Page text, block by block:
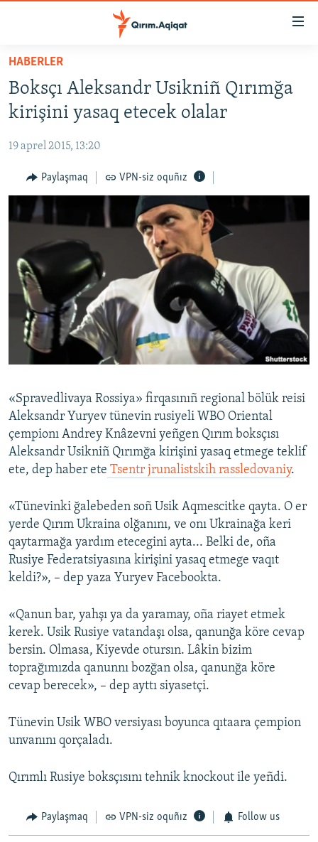
Esas
qaytmaq
Baş
navigatsiyağa
qaytmaq
qaytmaq
HABERLER
SİYASET
İQTİSADİYAT
CEMİYET
MEDENİYET
İNSAN AQLARI
VİDEO
SÜRET
BLOGLAR
FİKİR
Русский
Українською
QOŞULIÑIZ!
RFE/RS bütün saytları
HABERLER
Boksçı Aleksandr Usikniñ Qırımğa
kirişini yasaq etecek olalar
19 aprel 2015, 13:20
Paylaşmaq VPN-siz oquñız
«Spravedlivaya Rossiya» firqasınıñ regional bölük reisi
Aleksandr Yuryev tünevin rusiyeli WBO Oriental
çempionı Andrey Knâzevni yeñgen Qırım boksçısı
Aleksandr Usikniñ Qırımğa kirişini yasaq etmege teklif
ete, dep haber ete Tsentr jrunalistskih rassledovaniy.
«Tünevinki ğalebeden soñ Usik Aqmescitke qayta. O er
yerde Qırım Ukraina olğanını, ve onı Ukrainağa keri
qaytarmağa yardım etecegini ayta... Belki de, oña
Rusiye Federatsiyasına kirişini yasaq etmege vaqıt
keldi?», – dep yaza Yuryev Facebookta.
«Qanun bar, yahşı ya da yaramay, oña riayet etmek
kerek. Usik Rusiye vatandaşı olsa, qanunğa köre cevap
bersin. Olmasa, Kiyevde otursın. Lâkin bizim
toprağımızda qanunnı bozğan olsa, qanunğa köre
cevap berecek», – dep ayttı siyasetçi.
Tünevin Usik WBO versiyası boyunca qıtaara çempion
unvanını qorçaladı.
Qırımlı Rusiye boksçısını tehnik knockout ile yeñdi.
Paylaşmaq VPN-siz oquñız Follow us